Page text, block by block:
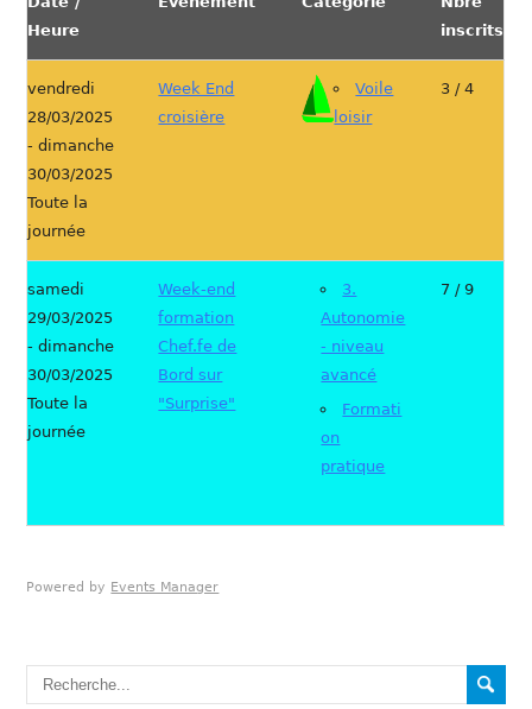
Heure
inscrits
vendredi
28/03/2025
- dimanche
30/03/2025
Toute la
journée
Week End
croisière
Voile
loisir
3 / 4
samedi
29/03/2025
- dimanche
30/03/2025
Toute la
journée
Week-end
formation
Chef.fe de
Bord sur
"Surprise"
3.
Autonomie
- niveau
avancé
Formati
on
pratique
7 / 9
Powered by Events Manager